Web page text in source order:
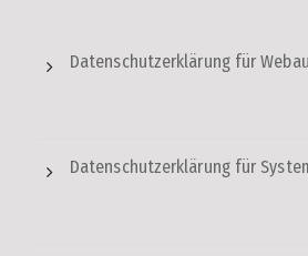
Datenschutzerklärung für
Datenschutzerklärung für